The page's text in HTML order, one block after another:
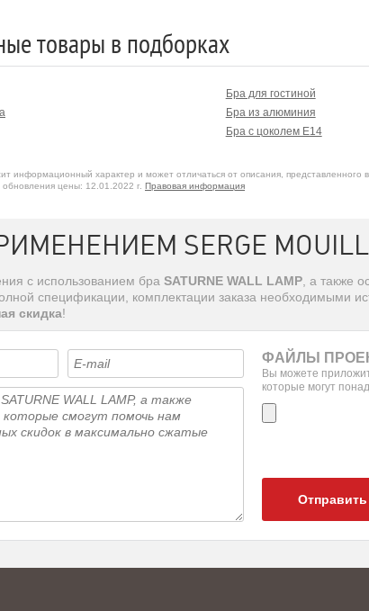
товары в подборках
Бра для гостиной
Бра из алюминия
Бра с цоколем E14
информационный характер и может отличаться от описания,
цены: 12.01.2022 г. Правовая информация
SERGE
с использованием бра SATURNE WALL LAMP , а также
спецификации, комплектации заказа необходимыми
скидка!
ФАЙЛЫ
Вы можете
которые могут
Отправить